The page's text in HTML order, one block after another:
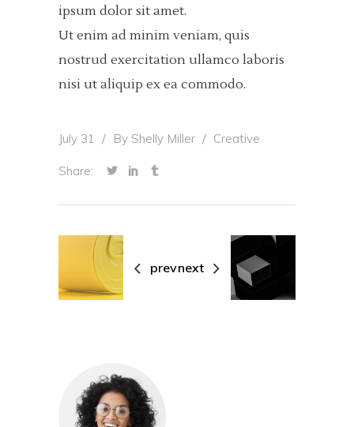
ipsum dolor sit amet.
Ut enim ad minim veniam, quis
nostrud exercitation ullamco laboris
nisi ut aliquip ex ea commodo.
July 31 By Shelly Miller Creative
Share:
prevnext